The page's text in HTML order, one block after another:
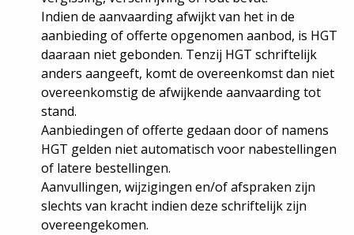
Indien de aanvaarding afwijkt van het in de
aanbieding of offerte opgenomen aanbod, is HGT
daaraan niet gebonden. Tenzij HGT schriftelijk
anders aangeeft, komt de overeenkomst dan niet
overeenkomstig de afwijkende aanvaarding tot
stand.
Aanbiedingen of offerte gedaan door of namens
HGT gelden niet automatisch voor nabestellingen
of latere bestellingen.
Aanvullingen, wijzigingen en/of afspraken zijn
slechts van kracht indien deze schriftelijk zijn
overeengekomen.